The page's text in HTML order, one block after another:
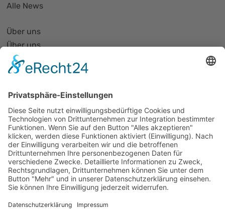
Alle News
Über uns
Über uns
PhotonicNet:work - 1. Netzwerktreffen
Organisationsform
Partnernetze
Mitglied werden
Projekte
Veranstaltungen
Alle Veranstaltungen
Jobs
Alle Jobs